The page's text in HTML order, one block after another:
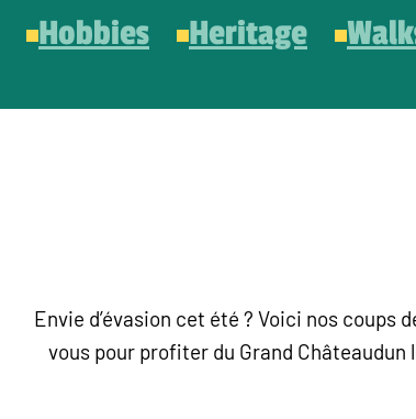
Hobbies Heritage
Envie d’évasion cet été ? Voici nos coups
vous pour profiter du Grand Châteaudun